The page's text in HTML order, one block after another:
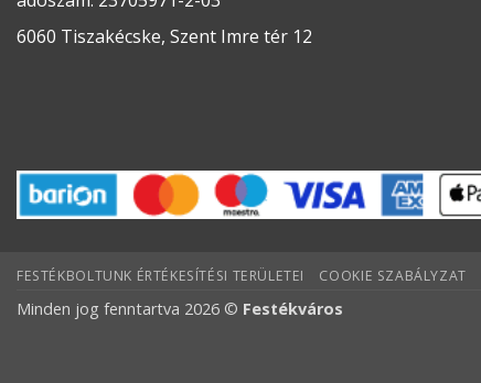
6060 Tiszakécske, Szent Imre tér 12
FESTÉKBOLTUNK ÉRTÉKESÍTÉSI TERÜLETEI COOKIE SZABÁLYZAT
Minden jog fenntartva 2026 © Festékváros